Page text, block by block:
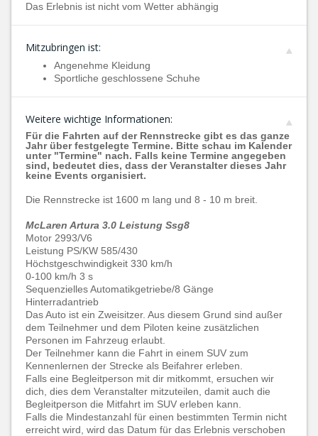
Das Erlebnis ist nicht vom Wetter abhängig
Mitzubringen ist:
Angenehme Kleidung
Sportliche geschlossene Schuhe
Weitere wichtige Informationen:
Für die Fahrten auf der Rennstrecke gibt es das ganze
Jahr über festgelegte Termine. Bitte schau im Kalender
unter "Termine" nach. Falls keine Termine angegeben
sind, bedeutet dies, dass der Veranstalter dieses Jahr
keine Events organisiert.
Die Rennstrecke ist 1600 m lang und 8 - 10 m breit.
McLaren Artura 3.0 Leistung Ssg8
Motor 2993/V6
Leistung PS/KW 585/430
Höchstgeschwindigkeit 330 km/h
0-100 km/h 3 s
Sequenzielles Automatikgetriebe/8 Gänge
Hinterradantrieb
Das Auto ist ein Zweisitzer. Aus diesem Grund sind außer
dem Teilnehmer und dem Piloten keine zusätzlichen
Personen im Fahrzeug erlaubt.
Der Teilnehmer kann die Fahrt in einem SUV zum
Kennenlernen der Strecke als Beifahrer erleben.
Falls eine Begleitperson mit dir mitkommt, ersuchen wir
dich, dies dem Veranstalter mitzuteilen, damit auch die
Begleitperson die Mitfahrt im SUV erleben kann.
Falls die Mindestanzahl für einen bestimmten Termin nicht
erreicht wird, wird das Datum für das Erlebnis verschoben